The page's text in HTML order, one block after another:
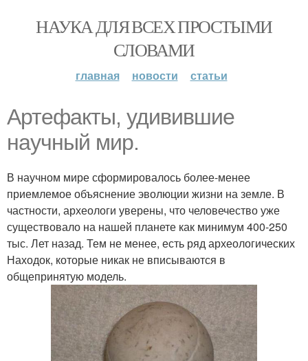
НАУКА ДЛЯ ВСЕХ ПРОСТЫМИ
СЛОВАМИ
главная новости статьи
Артефакты, удивившие
научный мир.
В научном мире сформировалось более-менее
приемлемое объяснение эволюции жизни на земле. В
частности, археологи уверены, что человечество уже
существовало на нашей планете как минимум 400-250
тыс. Лет назад. Тем не менее, есть ряд археологических
Находок, которые никак не вписываются в
общепринятую модель.